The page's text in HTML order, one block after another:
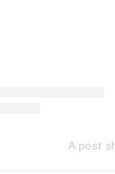
A post